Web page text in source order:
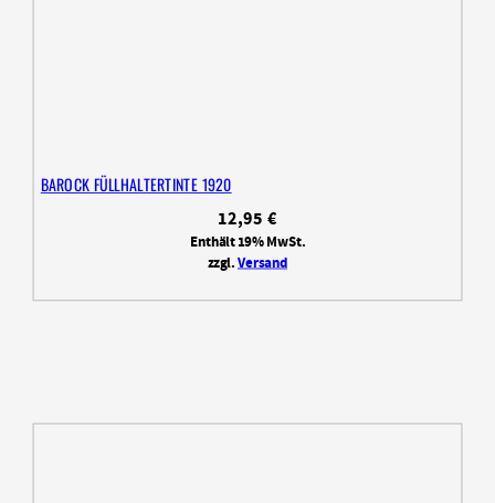
BAROCK FÜLLHALTERTINTE 1920
12,95 €
Enthält 19% MwSt.
zzgl.Versand